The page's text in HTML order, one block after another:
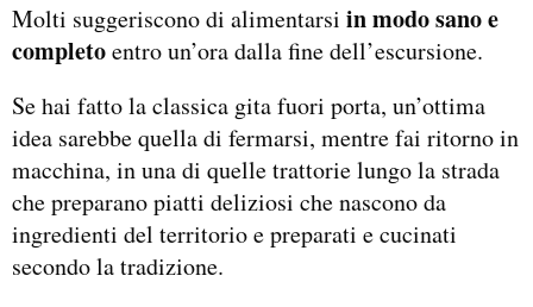
Molti suggeriscono di alimentarsi in modo sano e
completoentro un’ora dalla fine dell’escursione.
Se hai fatto la classica gita fuori porta, un’ottima
idea sarebbe quella di fermarsi, mentre fai ritorno in
macchina, in una di quelle trattorie lungo la strada
che preparano piatti deliziosi che nascono da
ingredienti del territorio e preparati e cucinati
secondo la tradizione.